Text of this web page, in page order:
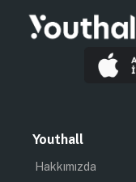
Youthall
Hakkımızda